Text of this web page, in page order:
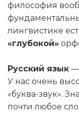
философия
лингвистике
«глубокой»
Русский язык —
У нас очень
«буква-звук».
почти любое